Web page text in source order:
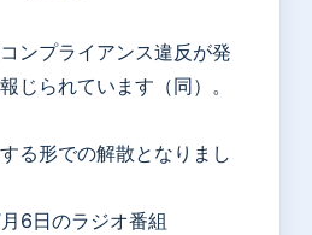
ンプライアンス違反が発
じられています（同）。
る形での解散となりまし
6日のラジオ番組